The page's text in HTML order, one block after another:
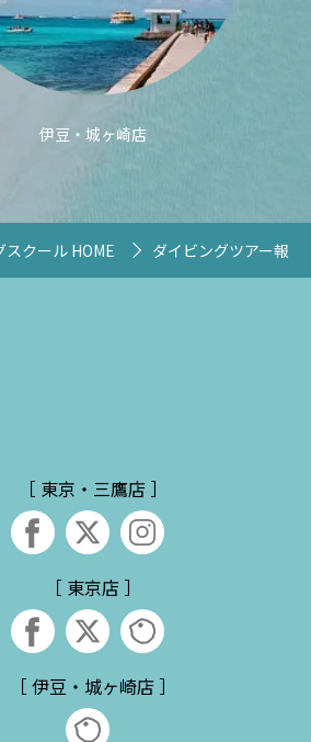
伊豆・城ヶ崎店
スクール HOME ダイビングツアー報告
［ 東京・三鷹店 ］
［ 東京店 ］
［ 伊豆・城ヶ崎店 ］